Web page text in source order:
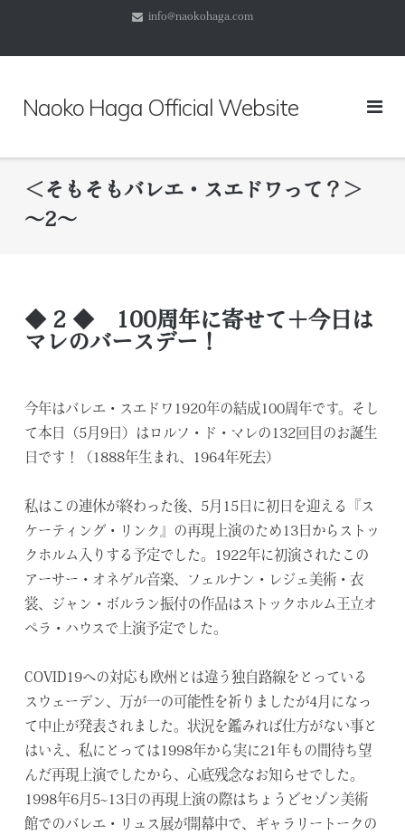
テ
キ
info@naokohaga.com
Naoko Haga Official Website
＜そもそもバレエ・スエドワって？＞
～2～
◆ 2 ◆ 100周年に寄せて＋今日は
マレのバースデー！
今年はバレエ・スエドワ1920年の結成100周年です。そし
て本日（5月9日）はロルフ・ド・マレの132回目のお誕生
日です！（1888年生まれ、1964年死去）
私はこの連休が終わった後、5月15日に初日を迎える『ス
ケーティング・リンク』の再現上演のため13日からストッ
クホルム入りする予定でした。1922年に初演されたこの
アーサー・オネゲル音楽、フェルナン・レジェ美術・衣
裳、ジャン・ボルラン振付の作品はストックホルム王立オ
ペラ・ハウスで上演予定でした。
COVID19への対応も欧州とは違う独自路線をとっている
スウェーデン、万が一の可能性を祈りましたが4月になっ
て中止が発表されました。状況を鑑みれば仕方がない事と
はいえ、私にとっては1998年から実に21年もの間待ち望
んだ再現上演でしたから、心底残念なお知らせでした。
1998年6月5~13日の再現上演の際はちょうどセゾン美術
館でのバレエ・リュス展が開幕中で、ギャラリートークの